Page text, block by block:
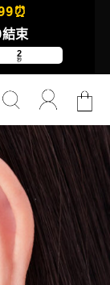
束
2
秒